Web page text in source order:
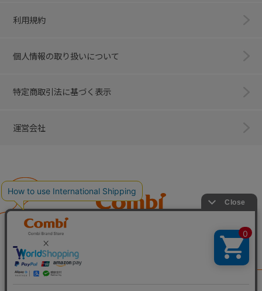
利用規約
個人情報の取り扱いについて
特定商取引法に基づく表示
運営会社